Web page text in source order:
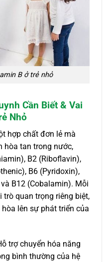
B ở trẻ nhỏ
Cần Biết & Vai
Nhỏ
hợp chất đơn lẻ mà
hòa tan trong nước,
B2 (Riboflavin),
B6 (Pyridoxin),
B12 (Cobalamin). Mỗi
trò quan trọng riêng biệt,
lên sự phát triển của
trợ chuyển hóa năng
bình thường của hệ